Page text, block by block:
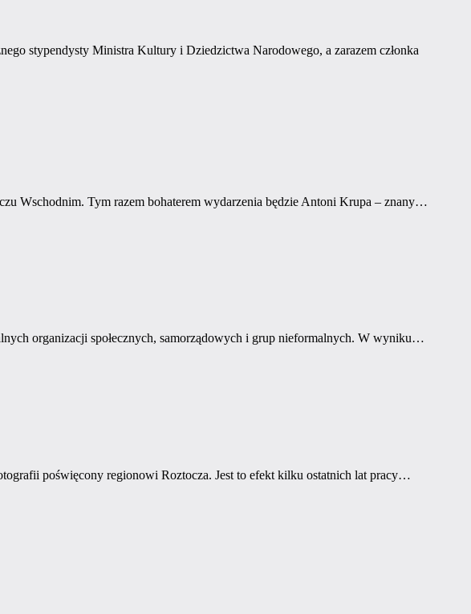
stypendysty Ministra Kultury i Dziedzictwa Narodowego, a zarazem członka
Wschodnim. Tym razem bohaterem wydarzenia będzie Antoni Krupa – znany…
organizacji społecznych, samorządowych i grup nieformalnych. W wyniku…
poświęcony regionowi Roztocza. Jest to efekt kilku ostatnich lat pracy…